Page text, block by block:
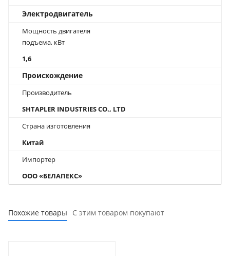
Электродвигатель
Мощность двигателя
подъема, кВт
1,6
Происхождение
Производитель
SHTAPLER INDUSTRIES CO., LTD
Страна изготовления
Китай
Импортер
ООО «БЕЛАПЕКС»
Похожие товары С этим товаром покупают